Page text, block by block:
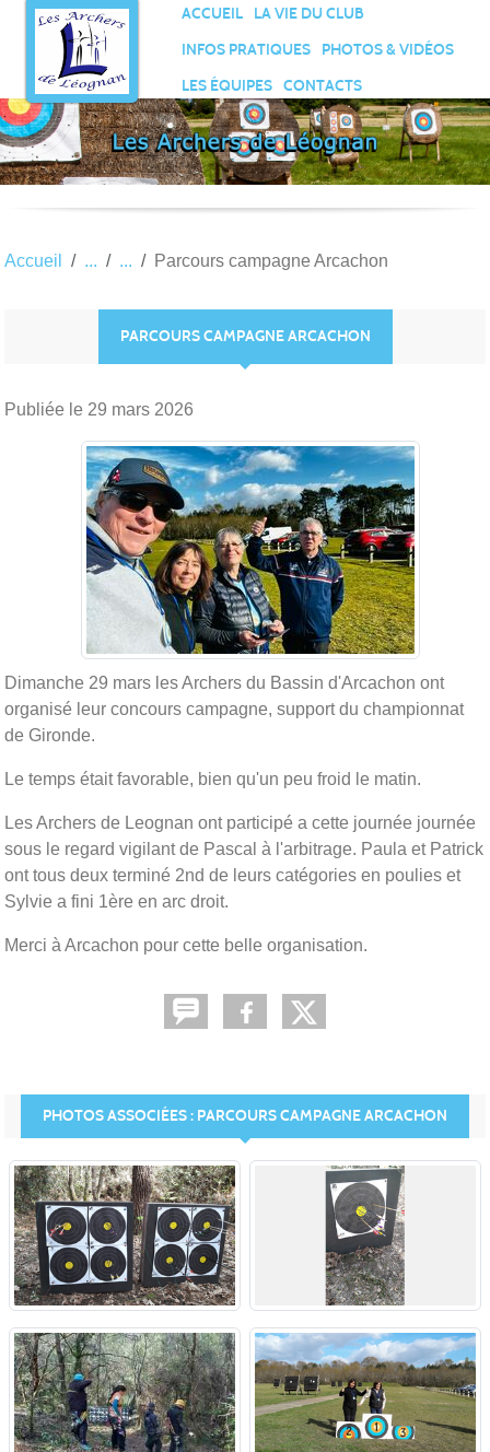
ACCUEIL
LA VIE DU CLUB
INFOS PRATIQUES
PHOTOS & VIDÉOS
LES ÉQUIPES
CONTACTS
Accueil Parcours campagne Arcachon
PARCOURS CAMPAGNE ARCACHON
Publiée le 29 mars 2026
Dimanche 29 mars les Archers du Bassin d'Arcachon ont
organisé leur concours campagne, support du championnat
de Gironde.
Le temps était favorable, bien qu'un peu froid le matin.
Les Archers de Leognan ont participé a cette journée journée
sous le regard vigilant de Pascal à l'arbitrage. Paula et Patrick
ont tous deux terminé 2nd de leurs catégories en poulies et
Sylvie a fini 1ère en arc droit.
Merci à Arcachon pour cette belle organisation.
PHOTOS ASSOCIÉES : PARCOURS CAMPAGNE ARCACHON
Panneau de gestion des cookies